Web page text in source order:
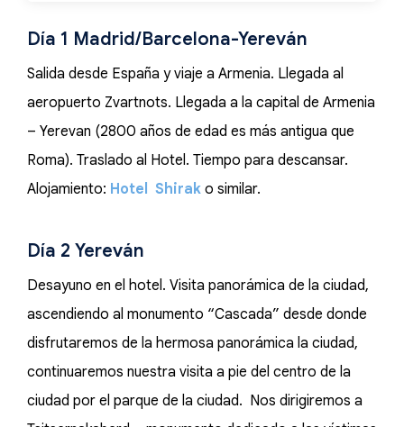
Día 1 Madrid/Barcelona-Yereván
Salida desde España y viaje a Armenia. Llegada al
aeropuerto Zvartnots. Llegada a la capital de Armenia
– Yerevan (2800 años de edad es más antigua que
Roma). Traslado al Hotel. Tiempo para descansar.
Alojamiento: Hotel Shirak o similar.
Día 2 Yereván
Desayuno en el hotel. Visita panorámica de la ciudad,
ascendiendo al monumento “Cascada” desde donde
disfrutaremos de la hermosa panorámica la ciudad,
continuaremos nuestra visita a pie del centro de la
ciudad por el parque de la ciudad. Nos dirigiremos a